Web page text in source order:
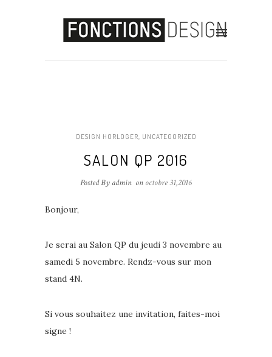
DESIGN HORLOGER UNCATEGORIZED
SALON QP 2016
Posted By admin on octobre 31,2016
Bonjour,
Je serai au Salon QP du jeudi 3 novembre au
samedi 5 novembre. Rendz-vous sur mon
stand 4N.
Si vous souhaitez une invitation, faites-moi
signe !